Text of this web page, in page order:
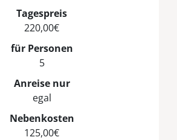
Tagespreis
220,00€
für Personen
5
Anreise nur
egal
Nebenkosten
125,00€